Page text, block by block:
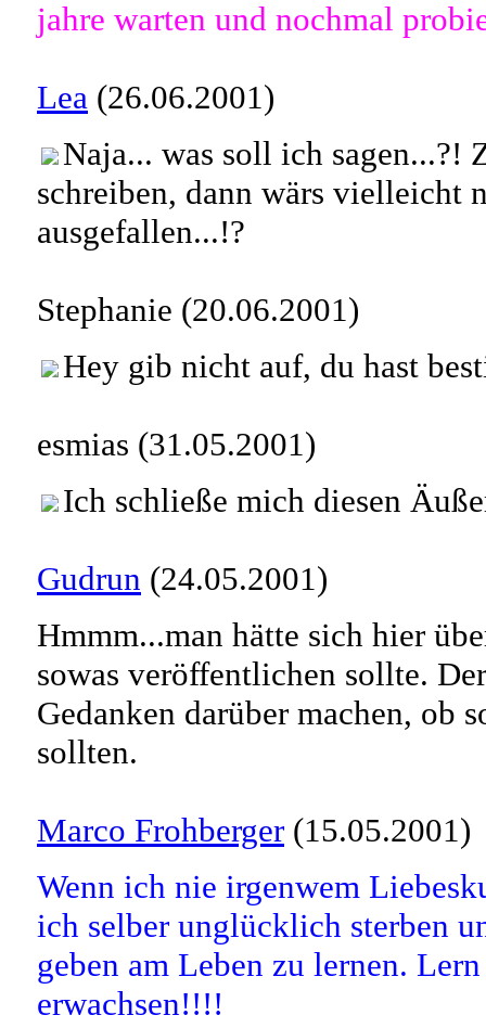
jahre warten und nochmal
Lea (26.06.2001)
Naja... was soll ich sagen...?!
schreiben, dann wärs vielleicht
ausgefallen...!?
Stephanie (20.06.2001)
Hey gib nicht auf, du hast
esmias (31.05.2001)
Ich schließe mich diesen
Gudrun (24.05.2001)
Hmmm...man hätte sich hier
sowas veröffentlichen sollte.
Gedanken darüber machen, ob
sollten.
Marco Frohberger (15.05.2001)
Wenn ich nie irgenwem
ich selber unglücklich sterben
geben am Leben zu lernen.
erwachsen!!!!